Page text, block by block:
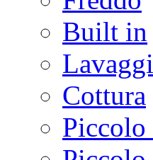
Built in
Cottura
Piccolo